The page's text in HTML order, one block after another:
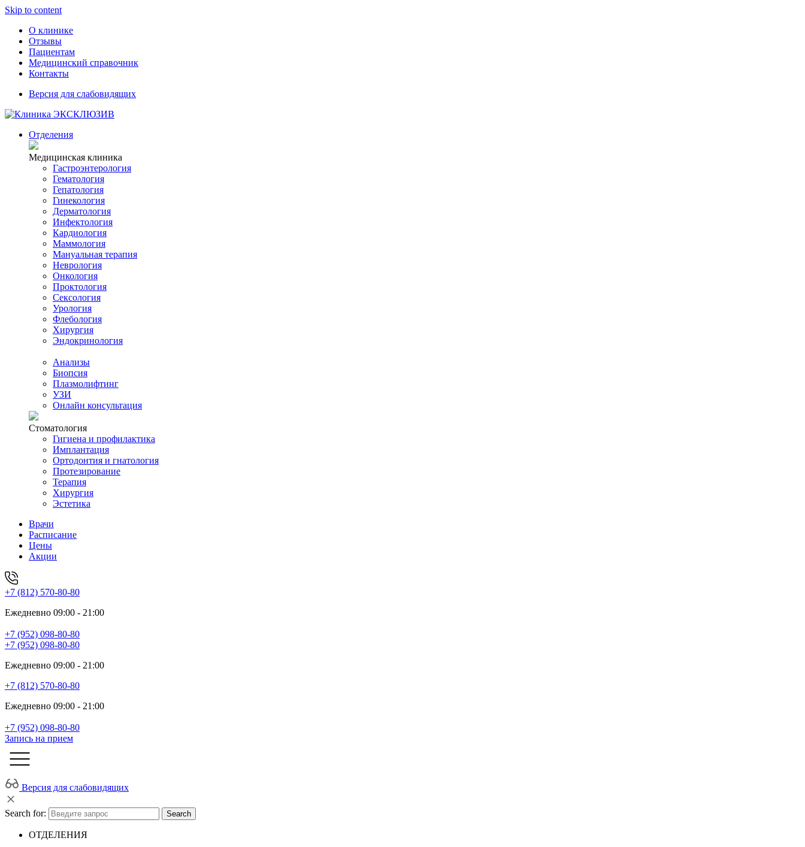
Skip to content
О клинике
Отзывы
Пациентам
Медицинский справочник
Контакты
Версия для слабовидящих
Отделения
Медицинская клиника
Гастроэнтерология
Гематология
Гепатология
Гинекология
Дерматология
Инфектология
Кардиология
Маммология
Мануальная терапия
Неврология
Онкология
Проктология
Сексология
Урология
Флебология
Хирургия
Эндокринология
Анализы
Биопсия
Плазмолифтинг
УЗИ
Онлайн консультация
Стоматология
Гигиена и профилактика
Имплантация
Ортодонтия и гнатология
Протезирование
Терапия
Хирургия
Эстетика
Врачи
Расписание
Цены
Акции
+7 (812) 570-80-80
Ежедневно 09:00 - 21:00
+7 (952) 098-80-80
+7 (952) 098-80-80
Ежедневно 09:00 - 21:00
+7 (812) 570-80-80
Ежедневно 09:00 - 21:00
+7 (952) 098-80-80
Запись на прием
Версия для слабовидящих
Search for: Search
ОТДЕЛЕНИЯ